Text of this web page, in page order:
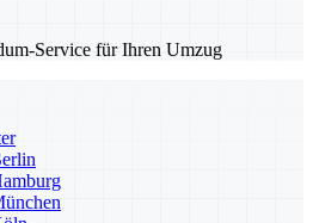
Service für Ihren Umzug